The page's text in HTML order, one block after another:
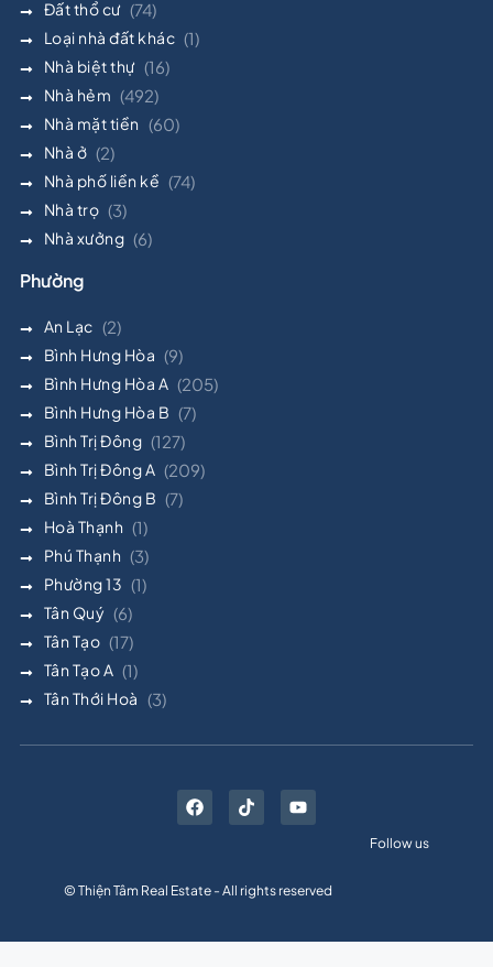
Đất thổ cư (74)
Loại nhà đất khác (1)
Nhà biệt thự (16)
Nhà hẻm (492)
Nhà mặt tiền (60)
Nhà ở (2)
Nhà phố liền kề (74)
Nhà trọ (3)
Nhà xưởng (6)
Phường
An Lạc (2)
Bình Hưng Hòa (9)
Bình Hưng Hòa A (205)
Bình Hưng Hòa B (7)
Bình Trị Đông (127)
Bình Trị Đông A (209)
Bình Trị Đông B (7)
Hoà Thạnh (1)
Phú Thạnh (3)
Phường 13 (1)
Tân Quý (6)
Tân Tạo (17)
Tân Tạo A (1)
Tân Thới Hoà (3)
© Thiện Tâm Real Estate - All rights reserved
Follow us